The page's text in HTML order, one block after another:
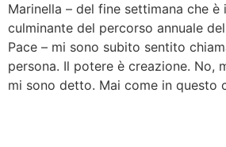
Marinella – del fine settimana che
culminante del percorso annuale
Pace – mi sono subito sentito
persona. Il potere è creazione. No,
mi sono detto. Mai come in questo